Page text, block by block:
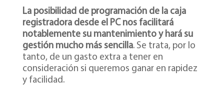
La posibilidad de programación de la caja
registradora desde el PC nos facilitará
notablemente su mantenimiento y hará su
gestión mucho más sencilla. Se trata, por lo
tanto, de un gasto extra a tener en
consideración si queremos ganar en rapidez
y facilidad.